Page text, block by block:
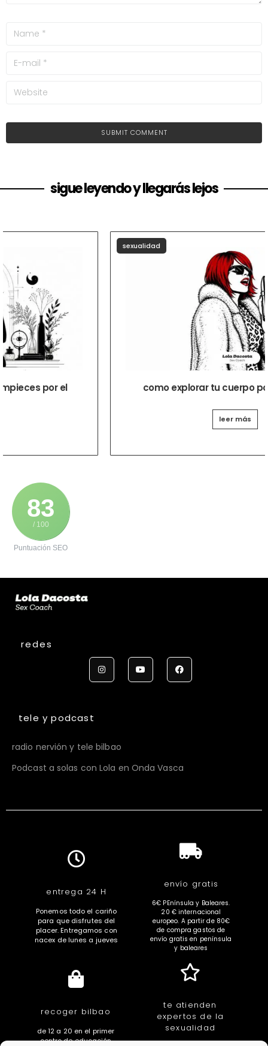
sigue leyendo y llegarás lejos
como explorar tu cuerpo por primera vez
83
/ 100
Puntuación SEO
redes
tele y podcast
radio nervión y tele bilbao
Podcast a solas con Lola en Onda Vasca
entrega 24 H
Ponemos todo el cariño
para que disfrutes del
placer. Entregamos con
nacex de lunes a jueves
envío gratis
6€ PEnínsula y Baleares.
20 € internacional
europeo. A partir de 80€
de compra gastos de
envío gratis en península
y baleares
recoger bilbao
de 12 a 20 en el primer
centro de educación
te atienden
expertos de la
sexualidad